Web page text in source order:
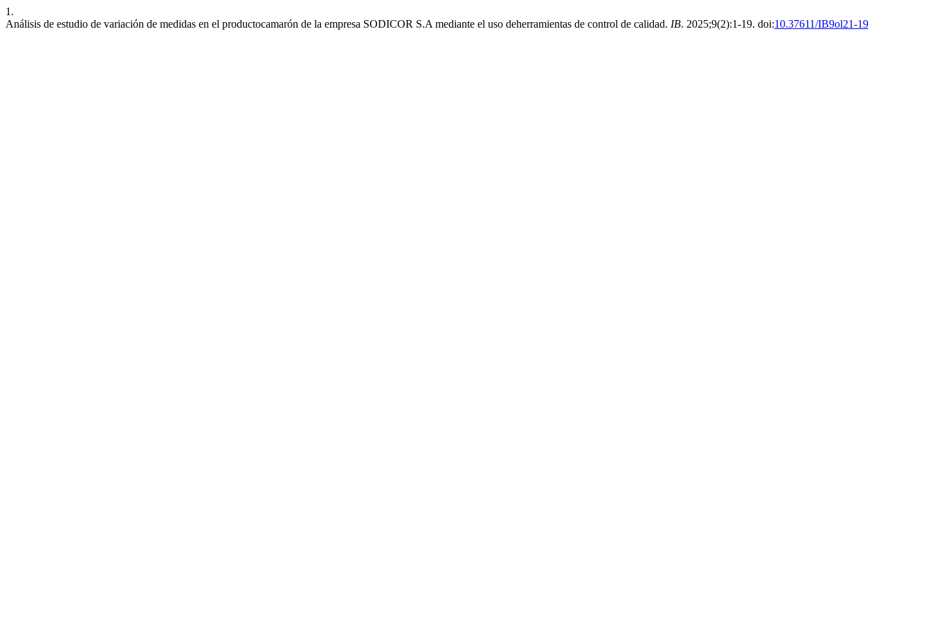
1.
Análisis de estudio de variación de medidas en el productocamarón de la empresa SODICOR S.A mediante el uso deherramientas de control de calidad. IB. 2025;9(2):1-19. doi:10.37611/IB9ol21-19